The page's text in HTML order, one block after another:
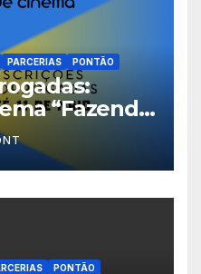
PARCERIAS PONTÃO
“Fazendo
em
abertas
PONTÃO